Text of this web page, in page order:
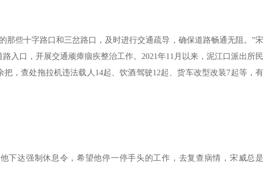
那些十字路口和三岔路口，及时进行交通疏导，确保道路畅通无阻。”宋
入口，开展交通顽瘴痼疾整治工作。2021年11月以来，泥江口派出所民
，查处拖拉机违法载人14起、饮酒驾驶12起、货车改型改装7起等，有
下达强制休息令，希望他停一停手头的工作，去复查病情，宋威总是